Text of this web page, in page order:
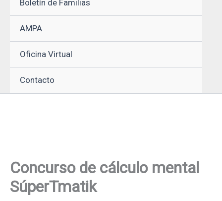
Boletín de Familias
AMPA
Oficina Virtual
Contacto
Concurso de cálculo mental
SúperTmatik